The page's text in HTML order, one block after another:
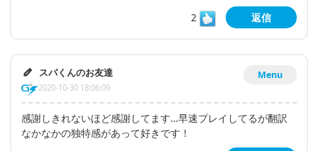
2
返信
Menu
スパくんのお友達
2020-10-30 18:06:09
感謝しきれないほど感謝してます…早速プレイしてるが翻訳
なかなかの独特感があって好きです！